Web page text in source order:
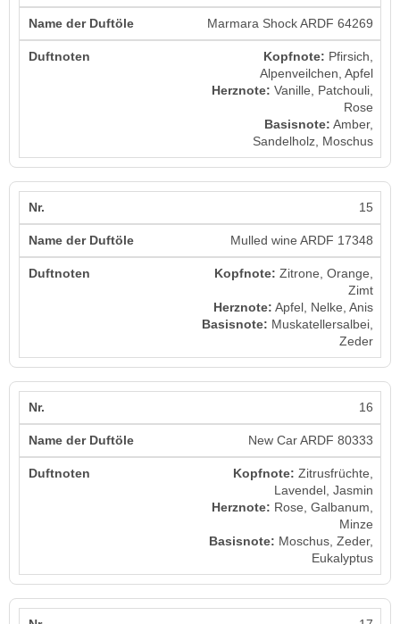
Marmara Shock ARDF 64269
Kopfnote: Pfirsich,
Alpenveilchen, Apfel
Herznote: Vanille, Patchouli,
Rose
Basisnote: Amber,
Sandelholz, Moschus
15
Mulled wine ARDF 17348
Kopfnote: Zitrone, Orange,
Zimt
Herznote: Apfel, Nelke, Anis
Basisnote: Muskatellersalbei,
Zeder
16
New Car ARDF 80333
Kopfnote: Zitrusfrüchte,
Lavendel, Jasmin
Herznote: Rose, Galbanum,
Minze
Basisnote: Moschus, Zeder,
Eukalyptus